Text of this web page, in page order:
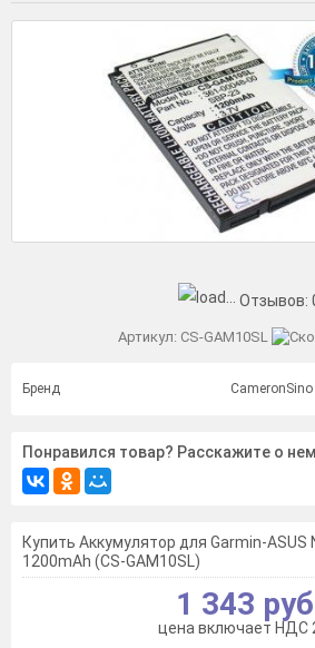
Отзывов:
Артикул: CS-GAM10SL
Бренд CameronSino
Понравился товар? Расскажите о
Купить Аккумулятор для Garmin-ASUS
1200mAh (CS-GAM10SL)
1 343
цена включает НДС